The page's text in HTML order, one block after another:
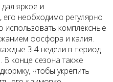
яркое и
необходимо регулярно
использовать комплексные
фосфора и калия.
3-4 недели в период
В конце сезона также
чтобы укрепить